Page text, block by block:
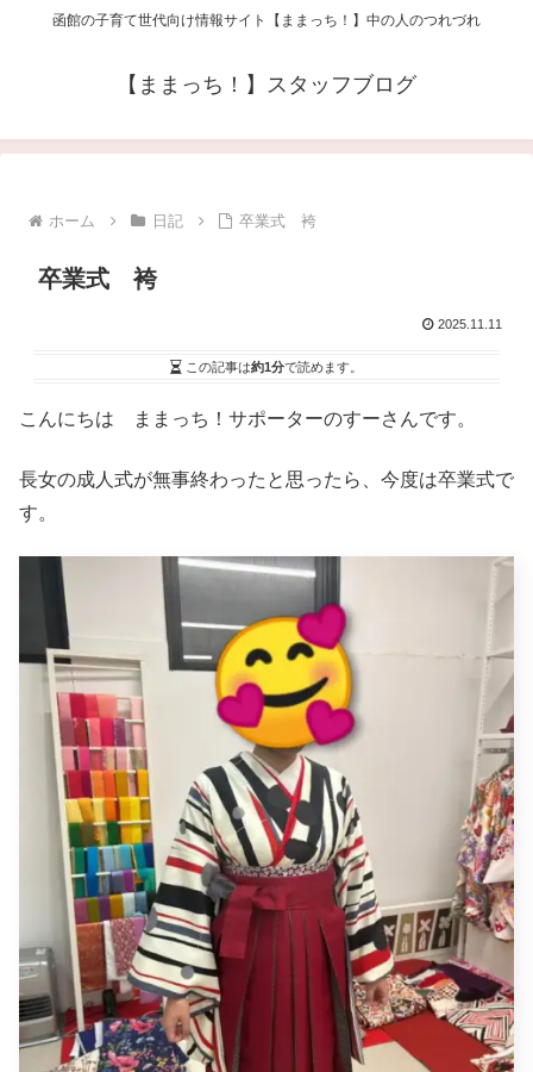
函館の子育て世代向け情報サイト【ままっち！】中の人のつれづれ
【ままっち！】スタッフブログ
ホーム 日記 卒業式 袴
卒業式 袴
2025.11.11
この記事は約1分で読めます。
こんにちは ままっち！サポーターのすーさんです。
長女の成人式が無事終わったと思ったら、今度は卒業式で
す。